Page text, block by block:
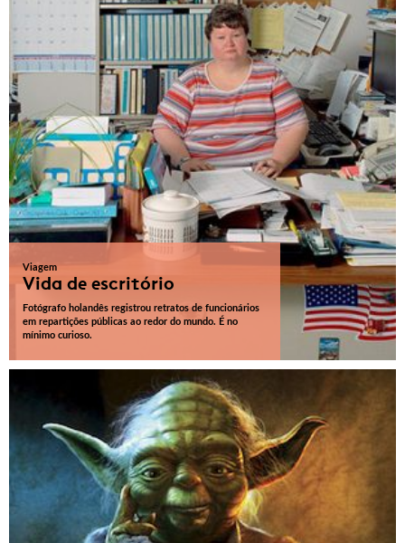
Viagem
Vida de escritório
Fotógrafo holandês registrou retratos de funcionários
em repartições públicas ao redor do mundo. É no
mínimo curioso.